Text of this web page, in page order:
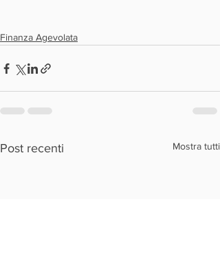
Finanza Agevolata
Post recenti Mostra tutti